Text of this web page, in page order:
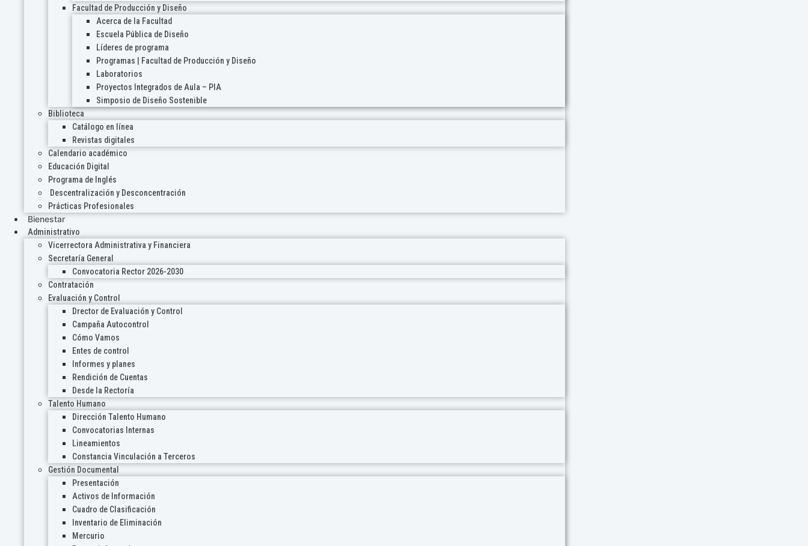
Facultad de Producción y Diseño
Acerca de la Facultad
Escuela Pública de Diseño
Líderes de programa
Programas | Facultad de Producción y Diseño
Laboratorios
Proyectos Integrados de Aula – PIA
Simposio de Diseño Sostenible
Biblioteca
Catálogo en línea
Revistas digitales
Calendario académico
Educación Digital
Programa de Inglés
Descentralización y Desconcentración
Prácticas Profesionales
Bienestar
Administrativo
Vicerrectora Administrativa y Financiera
Secretaría General
Convocatoria Rector 2026-2030
Contratación
Evaluación y Control
Drector de Evaluación y Control
Campaña Autocontrol
Cómo Vamos
Entes de control
Informes y planes
Rendición de Cuentas
Desde la Rectoría
Talento Humano
Dirección Talento Humano
Convocatorias Internas
Lineamientos
Constancia Vinculación a Terceros
Gestión Documental
Presentación
Activos de Información
Cuadro de Clasificación
Inventario de Eliminación
Mercurio